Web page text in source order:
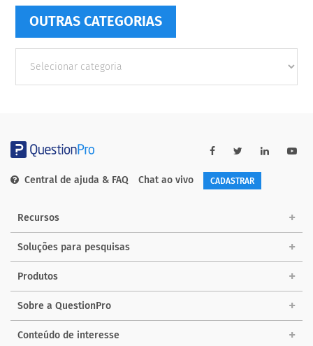
OUTRAS CATEGORIAS
Categorias
Central de ajuda & FAQ Chat ao vivo CADASTRAR
Recursos
Soluções para pesquisas
Produtos
Sobre a QuestionPro
Conteúdo de interesse